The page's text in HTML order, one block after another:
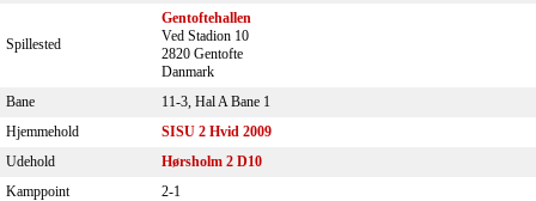
Spillested
Gentoftehallen
Ved Stadion 10
2820 Gentofte
Danmark
Bane
11-3, Hal A Bane 1
Hjemmehold
SISU 2 Hvid 2009
Udehold
Hørsholm 2 D10
Kamppoint
2-1